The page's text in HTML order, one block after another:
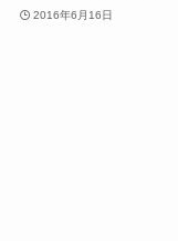
2016年6月16日